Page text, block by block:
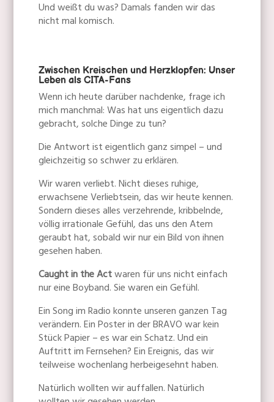
Und weißt du was? Damals fanden wir das
nicht mal komisch.
Zwischen Kreischen und Herzklopfen: Unser
Leben als CITA-Fans
Wenn ich heute darüber nachdenke, frage ich
mich manchmal: Was hat uns eigentlich dazu
gebracht, solche Dinge zu tun?
Die Antwort ist eigentlich ganz simpel – und
gleichzeitig so schwer zu erklären.
Wir waren verliebt. Nicht dieses ruhige,
erwachsene Verliebtsein, das wir heute kennen.
Sondern dieses alles verzehrende, kribbelnde,
völlig irrationale Gefühl, das uns den Atem
geraubt hat, sobald wir nur ein Bild von ihnen
gesehen haben.
Caught in the Actwaren für uns nicht einfach
nur eine Boyband. Sie waren ein Gefühl.
Ein Song im Radio konnte unseren ganzen Tag
verändern. Ein Poster in der BRAVO war kein
Stück Papier – es war ein Schatz. Und ein
Auftritt im Fernsehen? Ein Ereignis, das wir
teilweise wochenlang herbeigesehnt haben.
Natürlich wollten wir auffallen. Natürlich